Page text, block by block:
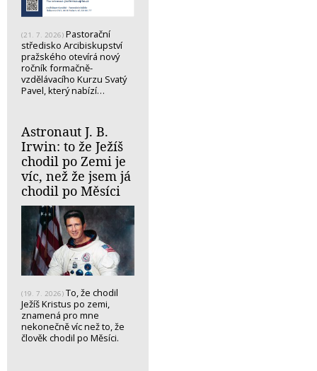
(21. 7. 2026) Pastorační
středisko Arcibiskupství
pražského otevírá nový
ročník formačně-
vzdělávacího Kurzu Svatý
Pavel, který nabízí…
Astronaut J. B.
Irwin: to že Ježíš
chodil po Zemi je
víc, než že jsem já
chodil po Měsíci
(19. 7. 2026) To, že chodil
Ježíš Kristus po zemi,
znamená pro mne
nekonečně víc než to, že
člověk chodil po Měsíci.